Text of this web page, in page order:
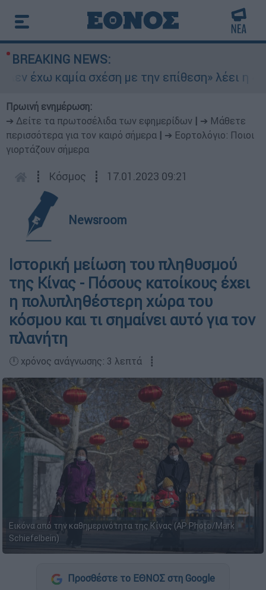
BREAKING NEWS:
έχω καμία σχέση με την επίθεση» λέει η
Πρωινή ενημέρωση:
➔ Δείτε τα πρωτοσέλιδα των εφημερίδων
➔ Μάθετε
περισσότερα για τον καιρό σήμερα
➔ Εορτολόγιο: Ποιοι
γιορτάζουν σήμερα
┋ Κόσμος ┋ 17.01.2023 09:21
Newsroom
Ιστορική μείωση του πληθυσμού
της Κίνας - Πόσους κατοίκους έχει
η πολυπληθέστερη χώρα του
κόσμου και τι σημαίνει αυτό για τον
πλανήτη
🕛 χρόνος ανάγνωσης: 3 λεπτά ┋
Εικόνα από την καθημερινότητα της Κίνας (AP Photo/Mark
Schiefelbein)
Προσθέστε το ΕΘΝΟΣ στη Google